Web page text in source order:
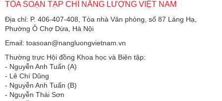
TÒA SOẠN TẠP CHÍ NĂNG LƯỢNG VIỆT NAM
Địa chỉ: P. 406-407-408, Tòa nhà Văn phòng, số 87 Láng Hạ,
Phường Ô Chợ Dừa, Hà Nội
Email: toasoan@nangluongvietnam.vn
Thường trực Hội đồng Khoa học và Biên tập:
​​​​​​- Nguyễn Anh Tuấn (A)
- Lê Chí Dũng
- Nguyễn Anh Tuấn (B)
- Nguyễn Thái Sơn